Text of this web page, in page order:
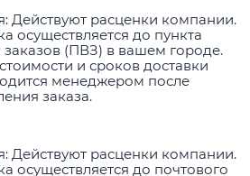
Действуют расценки компании.
осуществляется до пункта
заказов (ПВЗ) в вашем городе.
и сроков доставки
менеджером после
заказа.
Действуют расценки компании.
осуществляется до почтового